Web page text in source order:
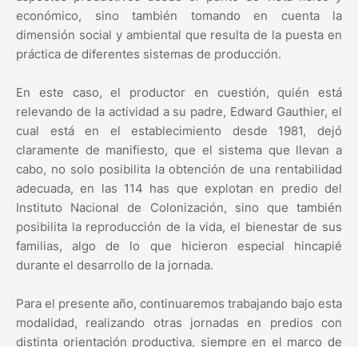
económico, sino también tomando en cuenta la
dimensión social y ambiental que resulta de la puesta en
práctica de diferentes sistemas de producción.
En este caso, el productor en cuestión, quién está
relevando de la actividad a su padre, Edward Gauthier, el
cual está en el establecimiento desde 1981, dejó
claramente de manifiesto, que el sistema que llevan a
cabo, no solo posibilita la obtención de una rentabilidad
adecuada, en las 114 has que explotan en predio del
Instituto Nacional de Colonización, sino que también
posibilita la reproducción de la vida, el bienestar de sus
familias, algo de lo que hicieron especial hincapié
durante el desarrollo de la jornada.
Para el presente año, continuaremos trabajando bajo esta
modalidad, realizando otras jornadas en predios con
distinta orientación productiva, siempre en el marco de